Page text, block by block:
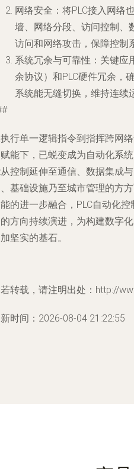
网络安全 ：将PLC接入网络
墙、网络分段、访问控制、
访问和网络攻击，保障控制
系统冗余与可靠性 ：关键
余协议）和PLC硬件冗余，
系统能无缝切换，维持连续
行单一逻辑指令到指挥跨网
能下，已蜕变成为自动化系统
控制延伸至通信、数据集成
基础设施乃至城市管理的方
的进一步融合，PLC自动化
方向持续演进，为构建数字
坚实的基石。
转载，请注明出处：http://
时间：2026-08-04 21:22:55